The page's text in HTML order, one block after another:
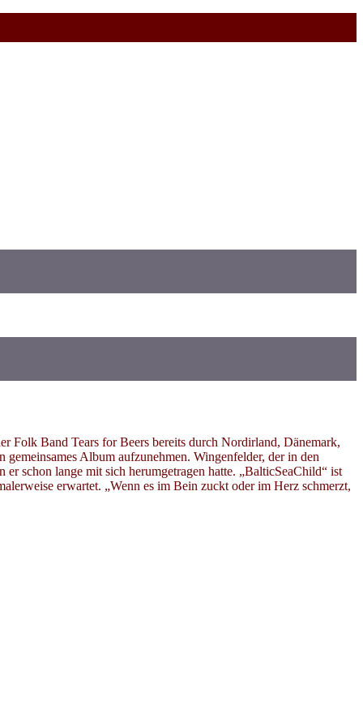
Folk Band Tears for Beers bereits durch Nordirland, Dänemark,
Album aufzunehmen. Wingenfelder, der in den
schon lange mit sich herumgetragen hatte. „BalticSeaChild“ ist
erwartet. „Wenn es im Bein zuckt oder im Herz schmerzt,